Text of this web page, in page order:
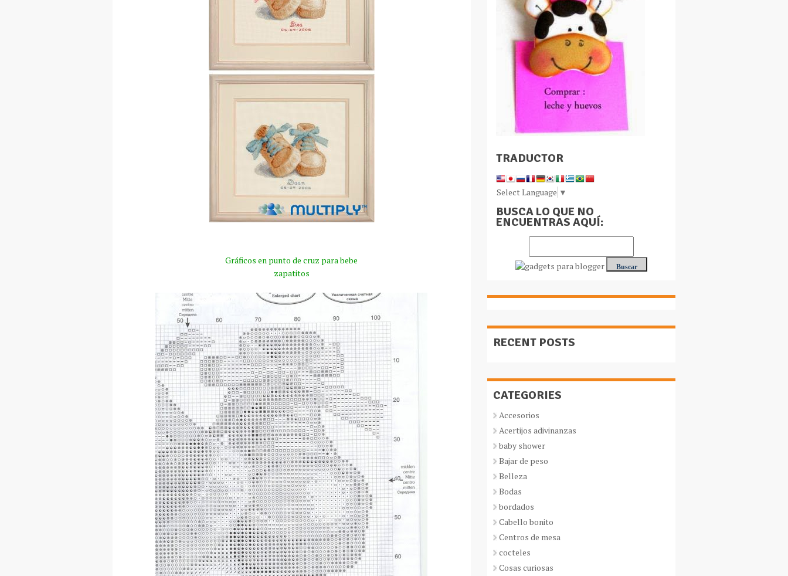
Gráficos en punto de cruz para bebe
zapatitos
TRADUCTOR
Select Language ▼
BUSCA LO QUE NO
ENCUENTRAS AQUÍ:
RECENT POSTS
CATEGORIES
Accesorios
Acertijos adivinanzas
baby shower
Bajar de peso
Belleza
Bodas
bordados
Cabello bonito
Centros de mesa
cocteles
Cosas curiosas